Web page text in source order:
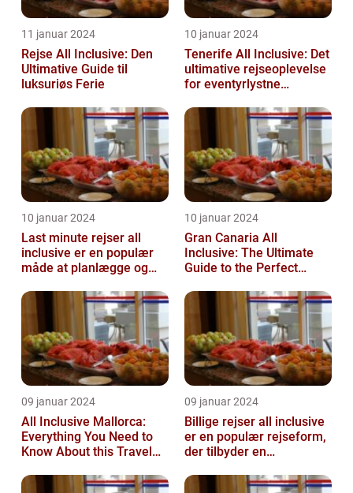
11 januar 2024
Rejse All Inclusive: Den
Ultimative Guide til
luksuriøs Ferie
10 januar 2024
Tenerife All Inclusive: Det
ultimative rejseoplevelse
for eventyrlystne
10 januar 2024
Last minute rejser all
inclusive er en populær
måde at planlægge og
10 januar 2024
Gran Canaria All
Inclusive: The Ultimate
Guide to the Perfect
09 januar 2024
All Inclusive Mallorca:
Everything You Need to
Know About this Travel
09 januar 2024
Billige rejser all inclusive
er en populær rejseform,
der tilbyder en
alt inklu...